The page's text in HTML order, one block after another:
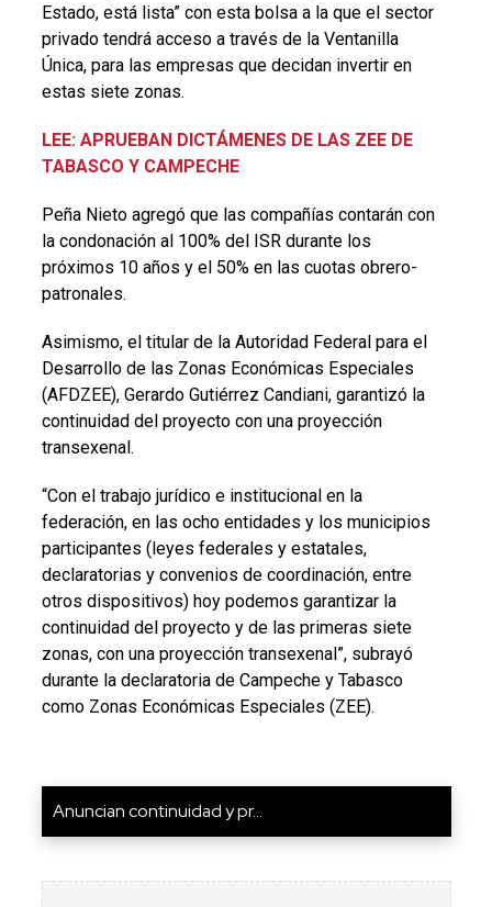
Estado, está lista” con esta bolsa a la que el sector
privado tendrá acceso a través de la Ventanilla
Única, para las empresas que decidan invertir en
estas siete zonas.
LEE: APRUEBAN DICTÁMENES DE LAS ZEE DE
TABASCO Y CAMPECHE
Peña Nieto agregó que las compañías contarán con
la condonación al 100% del ISR durante los
próximos 10 años y el 50% en las cuotas obrero-
patronales.
Asimismo, el titular de la Autoridad Federal para el
Desarrollo de las Zonas Económicas Especiales
(AFDZEE), Gerardo Gutiérrez Candiani, garantizó la
continuidad del proyecto con una proyección
transexenal.
“Con el trabajo jurídico e institucional en la
federación, en las ocho entidades y los municipios
participantes (leyes federales y estatales,
declaratorias y convenios de coordinación, entre
otros dispositivos) hoy podemos garantizar la
continuidad del proyecto y de las primeras siete
zonas, con una proyección transexenal”, subrayó
durante la declaratoria de Campeche y Tabasco
como Zonas Económicas Especiales (ZEE).
Anuncian continuidad y pr...